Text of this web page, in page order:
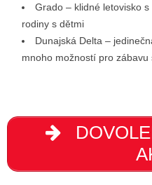
Grado – klidné letovisko
rodiny s dětmi
Dunajská Delta –
mnoho možností pro zábavu